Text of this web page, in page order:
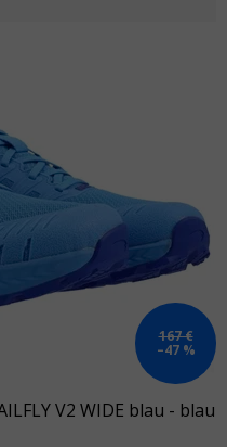
167 €
–47 %
V2 WIDE blau - blau